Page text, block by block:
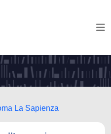
La Sapienza